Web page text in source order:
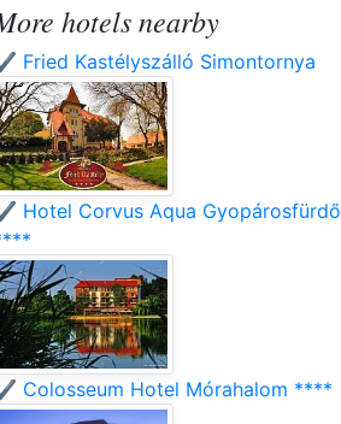
hotels nearby
Fried Kastélyszálló Simontornya
Hotel Corvus Aqua Gyopárosfürdő
Colosseum Hotel Mórahalom ****